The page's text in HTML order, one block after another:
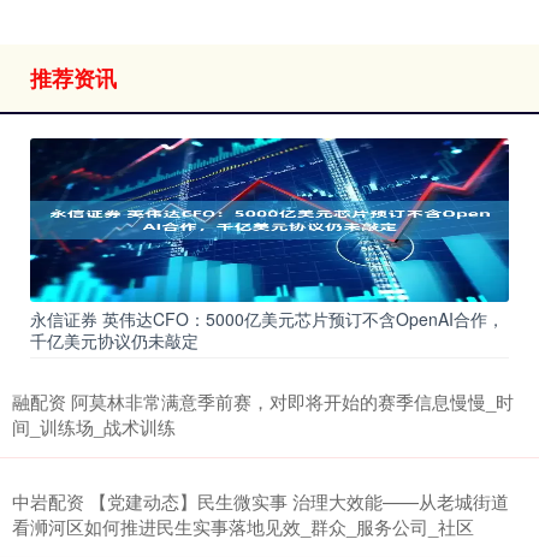
推荐资讯
永信证券 英伟达CFO：5000亿美元芯片预订不含OpenAI合作，
千亿美元协议仍未敲定
融配资 阿莫林非常满意季前赛，对即将开始的赛季信息慢慢_时
间_训练场_战术训练
中岩配资 【党建动态】民生微实事 治理大效能——从老城街道
看浉河区如何推进民生实事落地见效_群众_服务公司_社区